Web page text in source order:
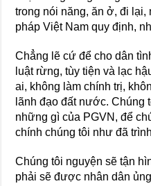
trong nói năng, ăn ở, đi
pháp Việt Nam quy định,
Chẳng lẽ cứ để cho dân
luật rừng, tùy tiện và lạc
ai, không làm chính trị,
lãnh đạo đất nước. Chúng
những gì của PGVN, để
chính chúng tôi như đã
Chúng tôi nguyện sẽ tận
phải sẽ được nhân dân